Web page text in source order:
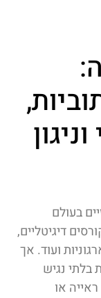
בעולם
דיגיטליים,
ועוד. אך
בלתי נגיש
או